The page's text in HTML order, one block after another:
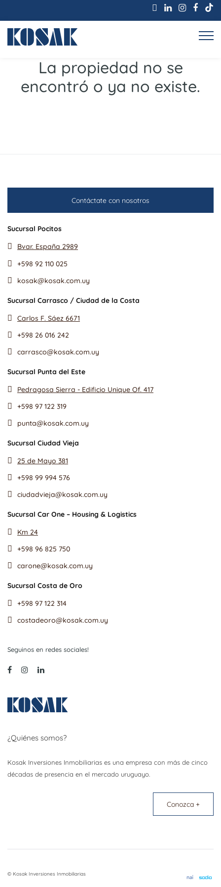
La propiedad no se
encontró o ya no existe.
Contáctate con nosotros
Sucursal Pocitos
Bvar. España 2989
+598 92 110 025
kosak@kosak.com.uy
Sucursal Carrasco / Ciudad de la Costa
Carlos F. Sáez 6671
+598 26 016 242
carrasco@kosak.com.uy
Sucursal Punta del Este
Pedragosa Sierra - Edificio Unique Of. 417
+598 97 122 319
punta@kosak.com.uy
Sucursal Ciudad Vieja
25 de Mayo 381
+598 99 994 576
ciudadvieja@kosak.com.uy
Sucursal Car One – Housing & Logistics
Km 24
+598 96 825 750
carone@kosak.com.uy
Sucursal Costa de Oro
+598 97 122 314
costadeoro@kosak.com.uy
Seguinos en redes sociales!
¿Quiénes somos?
Kosak Inversiones Inmobiliarias es una empresa con más de cinco
décadas de presencia en el mercado uruguayo.
Conozca +
© Kosak Inversiones Inmobiliarias